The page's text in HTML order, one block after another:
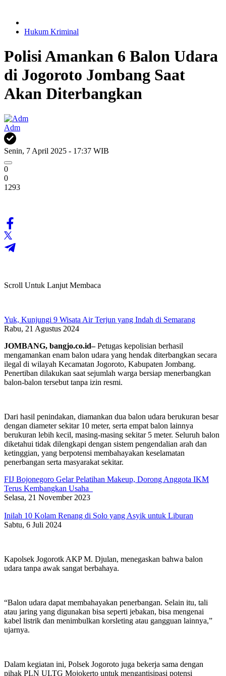
Hukum Kriminal
Polisi Amankan 6 Balon Udara
di Jogoroto Jombang Saat
Akan Diterbangkan
Adm
Senin, 7 April 2025 - 17:37 WIB
0
0
1293
Scroll Untuk Lanjut Membaca
Yuk, Kunjungi 9 Wisata Air Terjun yang Indah di Semarang
Rabu, 21 Agustus 2024
JOMBANG, bangjo.co.id–Petugas kepolisian berhasil
mengamankan enam balon udara yang hendak diterbangkan secara
ilegal di wilayah Kecamatan Jogoroto, Kabupaten Jombang.
Penertiban dilakukan saat sejumlah warga bersiap menerbangkan
balon-balon tersebut tanpa izin resmi.
Dari hasil penindakan, diamankan dua balon udara berukuran besar
dengan diameter sekitar 10 meter, serta empat balon lainnya
berukuran lebih kecil, masing-masing sekitar 5 meter. Seluruh balon
diketahui tidak dilengkapi dengan sistem pengendalian arah dan
ketinggian, yang berpotensi membahayakan keselamatan
penerbangan serta masyarakat sekitar.
FIJ Bojonegoro Gelar Pelatihan Makeup, Dorong Anggota IKM
Terus Kembangkan Usaha
Selasa, 21 November 2023
Inilah 10 Kolam Renang di Solo yang Asyik untuk Liburan
Sabtu, 6 Juli 2024
Kapolsek Jogorotk AKP M. Djulan, menegaskan bahwa balon
udara tanpa awak sangat berbahaya.
“Balon udara dapat membahayakan penerbangan. Selain itu, tali
atau jaring yang digunakan bisa seperti jebakan, bisa mengenai
kabel listrik dan menimbulkan korsleting atau gangguan lainnya,”
ujarnya.
Dalam kegiatan ini, Polsek Jogoroto juga bekerja sama dengan
pihak PLN ULTG Mojokerto untuk mengantisipasi potensi